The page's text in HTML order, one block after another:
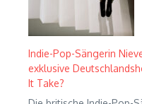
Indie-Pop-Sängerin
exklusive
It Take?